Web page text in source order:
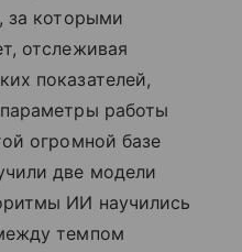
за которыми
отслеживая
показателей,
работы
огромной базе
две модели
ИИ научились
темпом